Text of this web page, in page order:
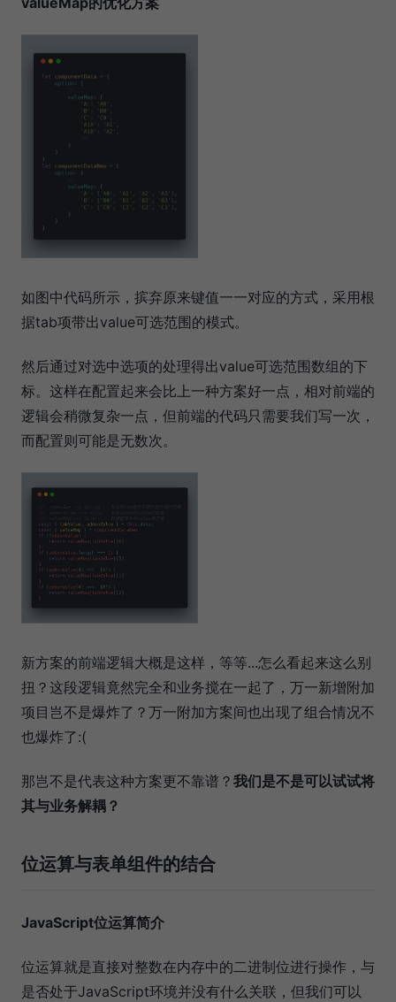
如图中代码所示，摈弃原来键值一一对应的方式，采用根
据tab项带出value可选范围的模式。
然后通过对选中选项的处理得出value可选范围数组的下
标。这样在配置起来会比上一种方案好一点，相对前端的
逻辑会稍微复杂一点，但前端的代码只需要我们写一次，
而配置则可能是无数次。
新方案的前端逻辑大概是这样，等等...怎么看起来这么别
扭？这段逻辑竟然完全和业务搅在一起了，万一新增附加
项目岂不是爆炸了？万一附加方案间也出现了组合情况不
也爆炸了:(
那岂不是代表这种方案更不靠谱？ 我们是不是可以试试将
其与业务解耦？
位运算与表单组件的结合
JavaScript位运算简介
位运算就是直接对整数在内存中的二进制位进行操作，与
是否处于JavaScript环境并没有什么关联，但我们可以